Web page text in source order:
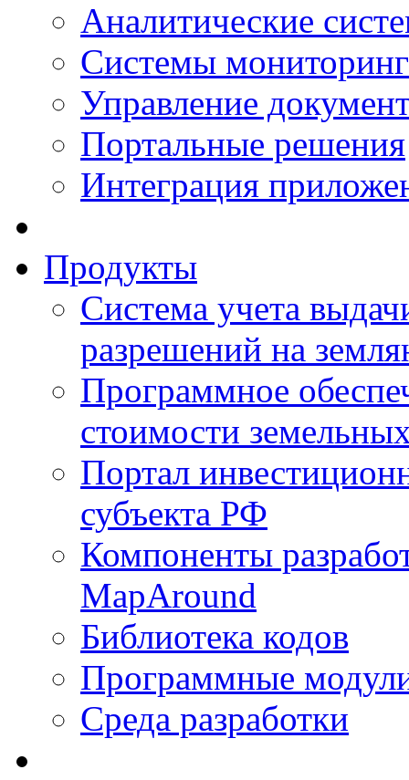
Аналитические
Системы
Управление
Портальные решения
Интеграция
Продукты
Система учета
разрешений на
Программное
стоимости
Портал
субъекта РФ
Компоненты
MapAround
Библиотека кодов
Программные
Среда разработки